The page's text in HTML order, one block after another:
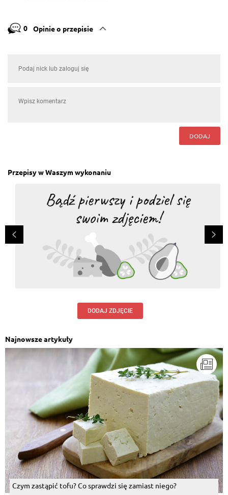
0 Opinie o przepisie
DODAJ
Przepisy w Waszym wykonaniu
DODAJ ZDJĘCIE
Najnowsze artykuły
Czym zastąpić tofu? Co sprawdzi się zamiast niego?